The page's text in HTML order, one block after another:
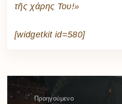
τῆς χάρης Του!»
[widgetkit id=580]
Προηγούμενο